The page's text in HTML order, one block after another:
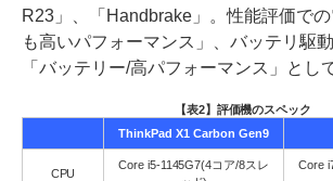
R23」、「Handbrake」。性能評価で
も高いパフォーマンス」、バッテリ駆
「バッテリー/高パフォーマンス」とし
【表2】評価機のスペック
ThinkPad X1 Carbon Gen9
CPU
Core i5-1145G7(4コア/8スレ
Core